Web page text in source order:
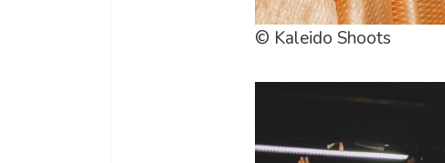
© Kaleido Shoots